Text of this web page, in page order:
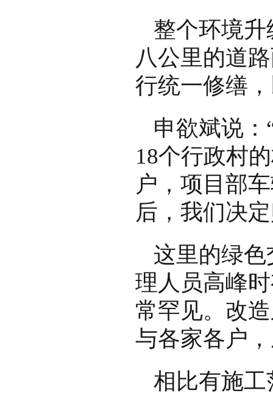
整个环境
八公里的道
行统一修缮
申欲斌说
18个行政村
户，项目部
后，我们决
这里的绿
理人员高峰
常罕见。改
与各家各户
相比有施